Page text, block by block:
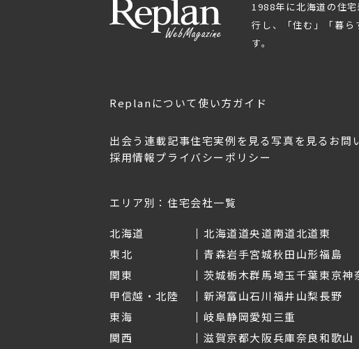
1988年に北海道の住
行し、「住む」「暮ら
す。
Replanについて使い方ガイド
出会う 連載記事住宅実例を見る写真を見る お問
採用情報プライバシーポリシー
エリア別：住宅会社一覧
北海道 北海道道央道南道北道東
東北
青森岩手宮城秋田山形福島
関東
茨城栃木群馬埼玉千葉東京神
甲信越・北陸
新潟富山石川福井山梨長野
東海
岐阜静岡愛知三重
関西
滋賀京都大阪兵庫奈良和歌山
2026年3月11日